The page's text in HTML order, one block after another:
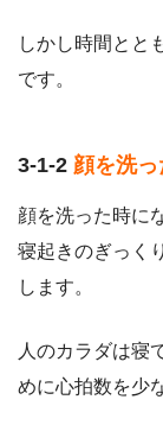
しかし時間とと
です。
3-1-2 顔を洗
顔を洗った時に
寝起きのぎっく
します。
人のカラダは寝
めに心拍数を少